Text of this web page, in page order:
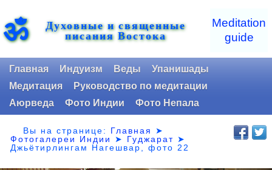
ॐ Духовные и священные
писания Востока
Meditation
guide
Главная Индуизм Веды
Упанишады
Медитация
Руководство по медитации
Аюрведа
Фото Индии Фото Непала
Вы на странице: Главная
➤
Фотогалереи Индии
➤ Гуджарат ➤
Джьётирлингам Нагешвар, фото 22